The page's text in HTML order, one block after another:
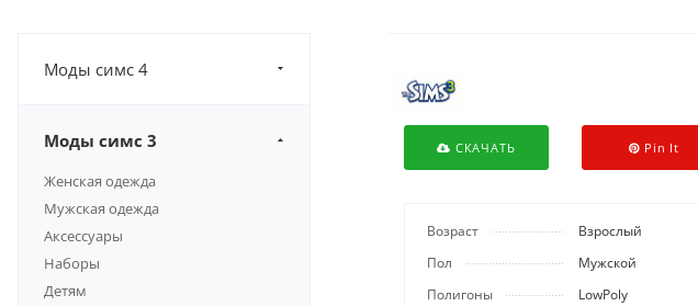
Моды симс 4
Моды симс 3
Женская одежда
Мужская одежда
Аксессуары
Наборы
Детям
СКАЧАТЬ Pin It
Возраст
Взрослый
Пол
Мужской
Полигоны
LowPoly